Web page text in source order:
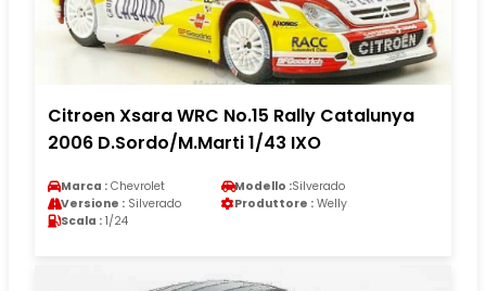
Citroen Xsara WRC No.15 Rally Catalunya
2006 D.Sordo/M.Marti 1/43 IXO
Marca : Chevrolet Modello :Silverado
Versione : Silverado Produttore : Welly
Scala : 1/24